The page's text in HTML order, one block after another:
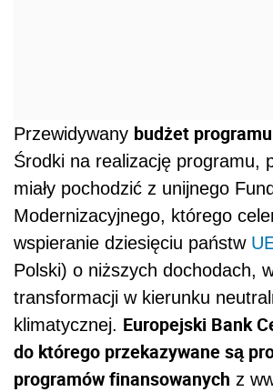
Przewidywany budżet programu
Środki na realizację programu,
miały pochodzić z unijnego
Modernizacyjnego, którego
wspieranie dziesięciu państw
Polski) o niższych dochodach,
transformacji w kierunku
klimatycznej. Europejski Bank
do którego przekazywane są
programów finansowanych z